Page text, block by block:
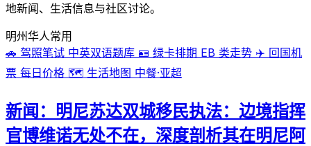
地新闻、生活信息与社区讨论。
明州华人常用
🚗 驾照笔试 中英双语题库 🪪 绿卡排期 EB 类走势 ✈️ 回国机
票 每日价格 🗺️ 生活地图 中餐·亚超
新闻：明尼苏达双城移民执法：边境指挥
官博维诺无处不在，深度剖析其在明尼阿